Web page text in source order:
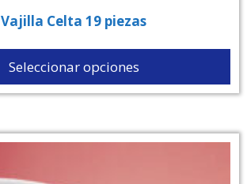
Vajilla Celta 19 piezas
Seleccionar opciones